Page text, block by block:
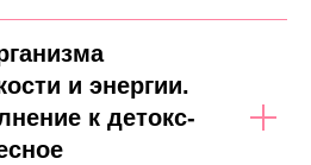
и энергии.
к детокс-